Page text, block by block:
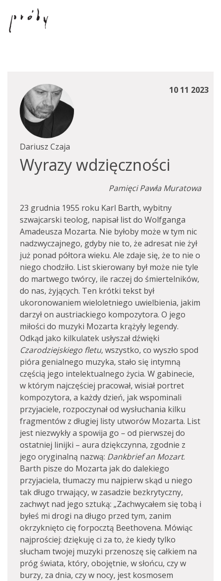
10 11 2023
Dariusz Czaja
Wyrazy wdzięczności
Pamięci Pawła Muratowa
23 grudnia 1955 roku Karl Barth, wybitny
szwajcarski teolog, napisał list do Wolfganga
Amadeusza Mozarta. Nie byłoby może w tym nic
nadzwyczajnego, gdyby nie to, że adresat nie żył
już ponad półtora wieku. Ale zdaje się, że to nie o
niego chodziło. List skierowany był może nie tyle
do martwego twórcy, ile raczej do śmiertelników,
do nas, żyjących. Ten krótki tekst był
ukoronowaniem wieloletniego uwielbienia, jakim
darzył on austriackiego kompozytora. O jego
miłości do muzyki Mozarta krążyły legendy.
Odkąd jako kilkulatek usłyszał dźwięki
Czarodziejskiego fletu, wszystko, co wyszło spod
pióra genialnego muzyka, stało się intymną
częścią jego intelektualnego życia. W gabinecie,
w którym najczęściej pracował, wisiał portret
kompozytora, a każdy dzień, jak wspominali
przyjaciele, rozpoczynał od wysłuchania kilku
fragmentów z długiej listy utworów Mozarta. List
jest niezwykły a spowija go – od pierwszej do
ostatniej linijki – aura dziękczynna, zgodnie z
jego oryginalną nazwą: Dankbrief an Mozart.
Barth pisze do Mozarta jak do dalekiego
przyjaciela, tłumaczy mu najpierw skąd u niego
tak długo trwający, w zasadzie bezkrytyczny,
zachwyt nad jego sztuką: „Zachwycałem się tobą i
byłeś mi drogi na długo przed tym, zanim
okrzyknięto cię forpocztą Beethovena. Mówiąc
najprościej: dziękuję ci za to, że kiedy tylko
słucham twojej muzyki przenoszę się całkiem na
próg świata, który, obojętnie, w słońcu, czy w
burzy, za dnia, czy w nocy, jest kosmosem